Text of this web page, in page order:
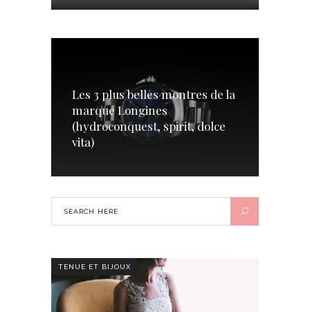
Les 3 plus belles montres de la
marque Longines
(hydroconquest, spirit, dolce
vita)
TENUE ET BIJOUX